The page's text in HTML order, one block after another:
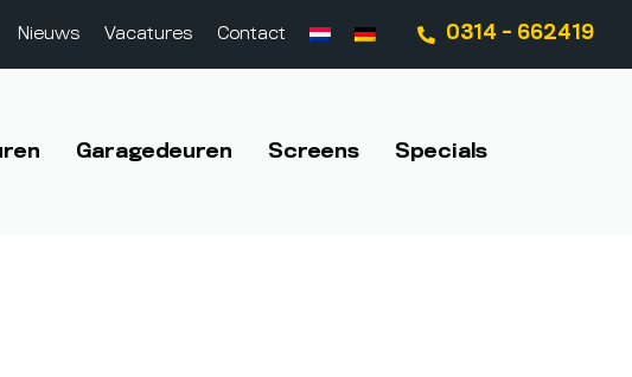
Nieuws Vacatures Contact 0314 - 662419
Garagedeuren Screens Specials